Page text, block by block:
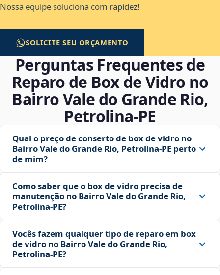
Nossa equipe soluciona com rapidez!
SOLICITE SEU ORÇAMENTO
Perguntas Frequentes de
Reparo de Box de Vidro no
Bairro Vale do Grande Rio,
Petrolina‑PE
Qual o preço de conserto de box de vidro no
Bairro Vale do Grande Rio, Petrolina‑PE perto
de mim?
Como saber que o box de vidro precisa de
manutenção no Bairro Vale do Grande Rio,
Petrolina‑PE?
Vocês fazem qualquer tipo de reparo em box
de vidro no Bairro Vale do Grande Rio,
Petrolina‑PE?